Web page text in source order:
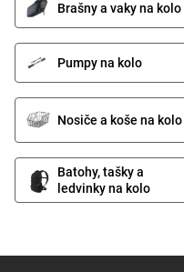
Brašny a vaky na kolo
Pumpy na kolo
Nosiče a koše na kolo
Batohy, tašky a
ledvinky na kolo